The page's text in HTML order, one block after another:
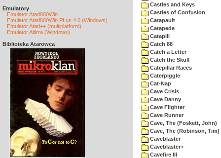
Emulatory
Emulator Atari800Win
Emulator Atari800Win PLus 4.0 (Windows)
Emulator Atari++ (multiplatform)
Emulator Altirra (Windows)
Biblioteka Atarowca
Castles and Keys
Castles of Confusion
Catapault
Catapede
Catapill
Catch 88
Catch a Letter
Catch the Skull
Catepillar Races
Caterpiggle
Cat-Nap
Cave Crisis
Cave Danny
Cave Flighter
Cave Runner
Cave, The (Foskett, John)
Cave, The (Robinson, Tim)
Caveblaster
Caveblaster+
Cavefire III